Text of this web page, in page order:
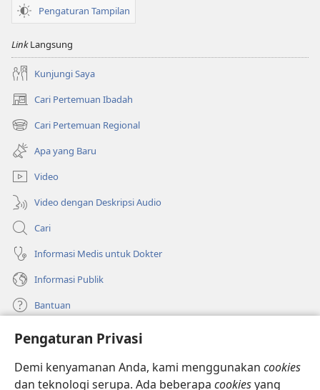
Pengaturan Privasi
Demi kenyamanan Anda, kami menggunakan cookies
dan teknologi serupa. Ada beberapa cookiesyang
Pengaturan Tampilan
LinkLangsung
Kunjungi Saya
Cari Pertemuan Ibadah
(terbuka
di
window
baru)
Cari Pertemuan Regional
(terbuka
di
window
baru)
Apa yang Baru
Video
Video dengan Deskripsi Audio
Cari
Informasi Medis untuk Dokter
Informasi Publik
Bantuan
Sumbangan
(terbuka
di
windowPERPUSTAKAAN ONLINE Menara Pengawal
(terbuka